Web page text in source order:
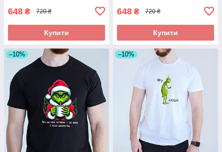
648 ₴ 720 ₴
Купити
648 ₴ 720 ₴
Купити
–10% –10%